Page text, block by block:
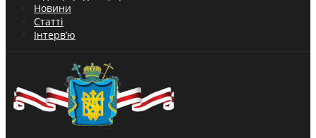
Новини
Статті
Інтерв’ю